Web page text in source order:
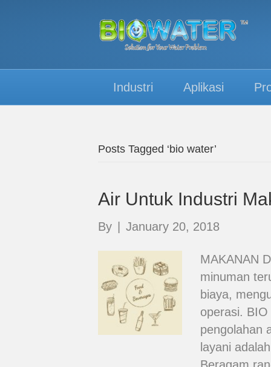
Industri Aplikasi
Posts Tagged ‘bio water’
Air Untuk Industri
By January 20, 2018
MAKANAN
minuman
biaya,
operasi.
pengolahan
layani